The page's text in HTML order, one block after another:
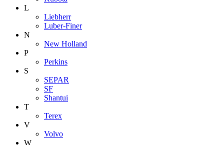
L
Liebherr
Luber-Finer
N
New Holland
P
Perkins
S
SEPAR
SF
Shantui
T
Terex
V
Volvo
W